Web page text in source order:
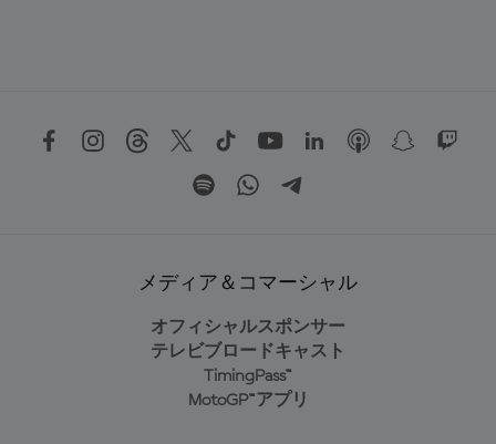
メディア＆コマーシャル
オフィシャルスポンサー
テレビブロードキャスト
TimingPass™
MotoGP™アプリ